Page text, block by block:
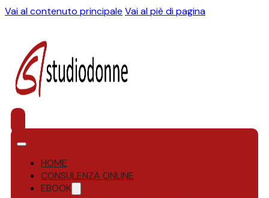
Vai al contenuto principale Vai al piè di pagina
HOME
CONSULENZA ONLINE
EBOOK